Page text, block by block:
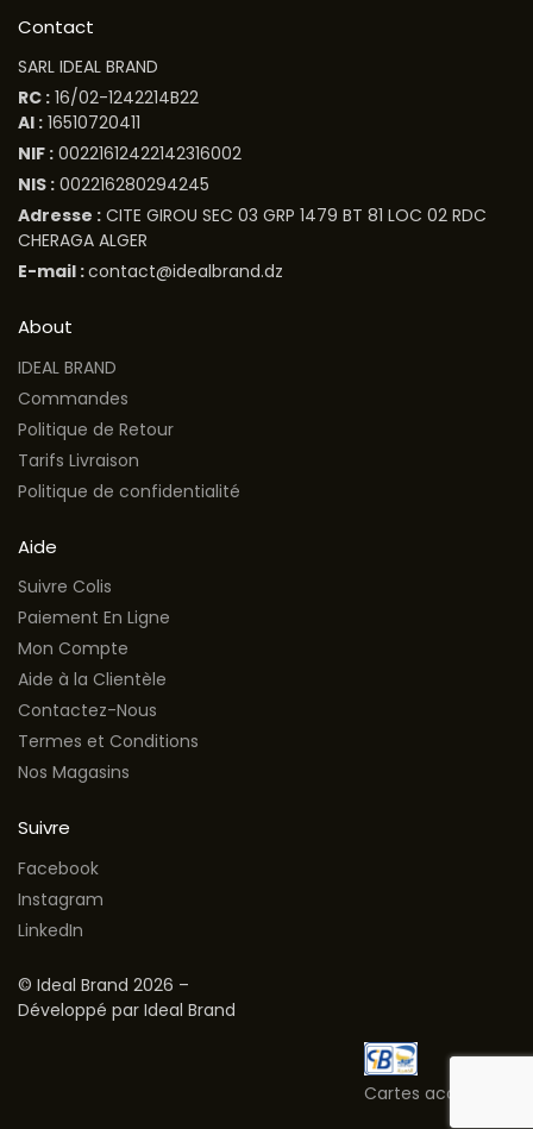
Contact
SARL IDEAL BRAND
RC : 16/02-1242214B22
AI : 16510720411
NIF : 00221612422142316002
NIS : 002216280294245
Adresse : CITE GIROU SEC 03 GRP 1479 BT 81 LOC 02 RDC
CHERAGA ALGER
E-mail :contact@idealbrand.dz
About
IDEAL BRAND
Commandes
Politique de Retour
Tarifs Livraison
Politique de confidentialité
Aide
Suivre Colis
Paiement En Ligne
Mon Compte
Aide à la Clientèle
Contactez-Nous
Termes et Conditions
Nos Magasins
Suivre
Facebook
Instagram
LinkedIn
© Ideal Brand 2026 –
Développé par Ideal Brand
Cartes acceptées